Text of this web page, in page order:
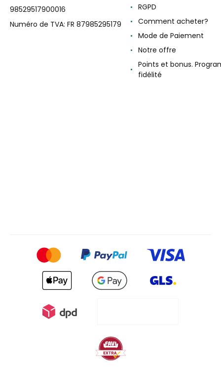
98529517900016
Numéro de TVA: FR 87985295179
RGPD
Comment acheter?
Mode de Paiement
Notre offre
Points et bonus.
fidélité